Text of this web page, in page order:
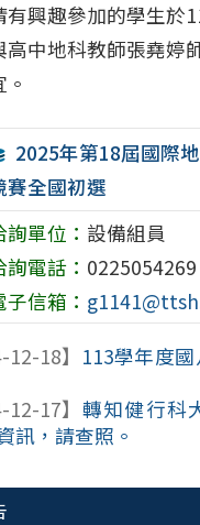
有興趣參加的學生於
高中地科教師張堯婷
。
2025年第18屆國際
賽全國初選
詢單位： 設備組員
詢電話： 0225054269
子信箱：
12-18】 113學年度
12-17】 轉知健行科
訊，請查照。